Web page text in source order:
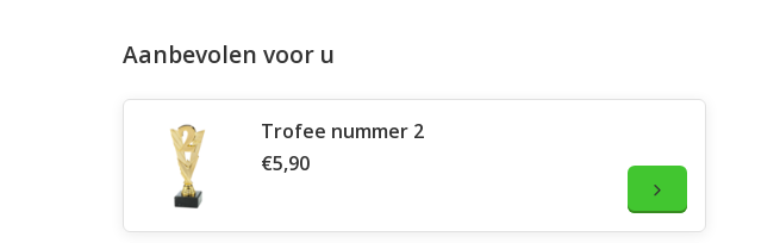
Aanbevolen voor u
Trofee nummer 2
€5,90